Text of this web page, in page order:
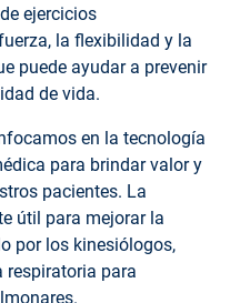
ejercicios
la flexibilidad y la
puede ayudar a prevenir
de vida.
en la tecnología
para brindar valor y
pacientes. La
útil para mejorar la
por los kinesiólogos,
respiratoria para